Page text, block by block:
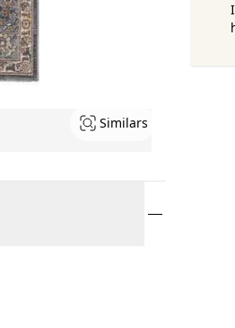
Similars